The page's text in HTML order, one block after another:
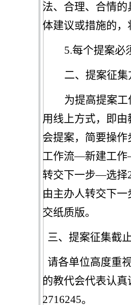
法、合理、合情
体建议或措施的，
5.每个提案必
二、 提案征集
为提高提案
用线 上方式，即由
会提案，简要操
工作流—新建工
转交下一步—选择
由主办人转交下一
交纸质版。
三、提案征集截止
请各单位高度重
的教代会代表认真
2716245。